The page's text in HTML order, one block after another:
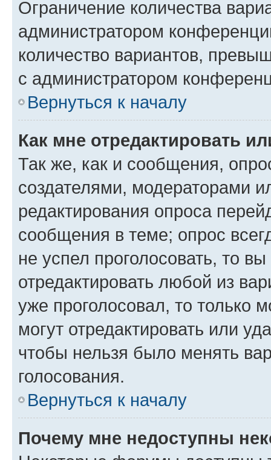
Ограничение количества
администратором
количество вариантов,
с администратором
Вернуться к началу
Как мне отредактировать
Так же, как и сообщения,
создателями, модераторами
редактирования опроса
сообщения в теме; опрос
не успел проголосовать, то
отредактировать любой из
уже проголосовал, то только
могут отредактировать или
чтобы нельзя было менять
голосования.
Вернуться к началу
Почему мне недоступны